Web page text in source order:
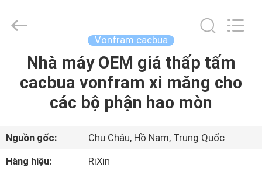
TRANG
CHỦ
SẢN
PHẨM
Cemented
Carbide
Vonfram cacbua
Nhà máy OEM giá thấp tấm
cacbua vonfram xi măng cho
các bộ phận hao mòn
Nguồn gốc:
Chu Châu, Hồ Nam, Trung Quốc
Hàng hiệu:
RiXin